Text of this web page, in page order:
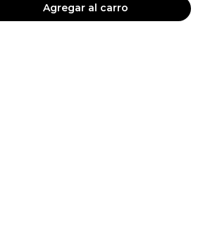
Agregar al carro